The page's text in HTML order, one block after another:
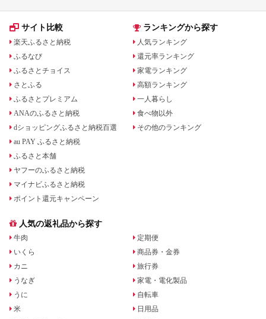
人気 おすすめ 旅行ク
ン ネット予約 電話 有
サイト比較
楽天ふるさと納税
ふるなび
ふるさとチョイス
さとふる
ふるさとプレミアム
ANAのふるさと納税
dショッピングふるさと納税百選
au PAY ふるさと納税
ふるさと本舗
ヤフーのふるさと納税
マイナビふるさと納税
ポイント還元キャンペーン
ランキングから探す
人気ランキング
還元率ランキング
家電ランキング
高額ランキング
一人暮らし
食べ物以外
その他のランキング
人気の返礼品から探す
牛肉
いくら
カニ
うなぎ
うに
米
定期便
商品券・金券
旅行券
家電・電化製品
自転車
日用品